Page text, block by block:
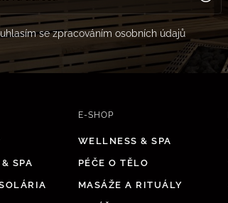
se zpracováním osobních údajů
SPA
E-SHOP
WELLNESS & SPA
PÉČE O TĚLO
MASÁŽE A RITUÁLY